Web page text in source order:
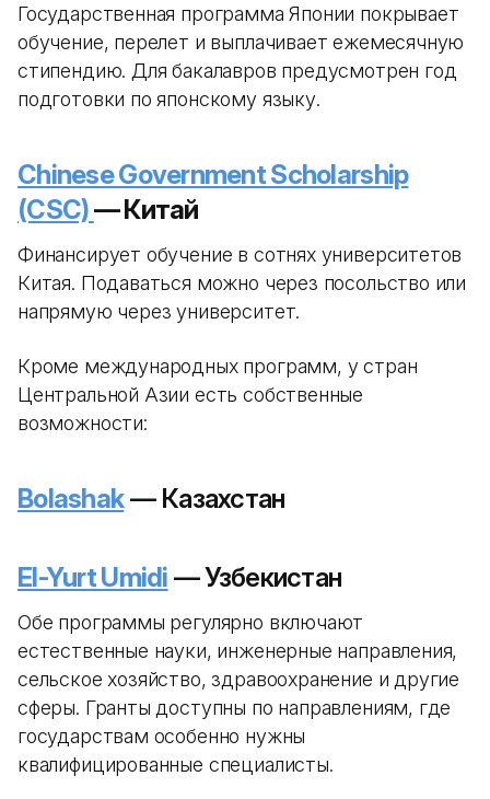
Государственная программа Японии покрывает
обучение, перелет и выплачивает ежемесячную
стипендию. Для бакалавров предусмотрен год
подготовки по японскому языку.
Chinese Government Scholarship
(CSC)— Китай
Финансирует обучение в сотнях университетов
Китая. Подаваться можно через посольство или
напрямую через университет.
Кроме международных программ, у стран
Центральной Азии есть собственные
возможности:
Bolashak— Казахстан
El-Yurt Umidi — Узбекистан
Обе программы регулярно включают
естественные науки, инженерные направления,
сельское хозяйство, здравоохранение и другие
сферы. Гранты доступны по направлениям, где
государствам особенно нужны
квалифицированные специалисты.